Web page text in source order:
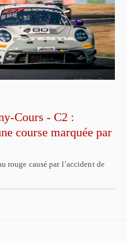
Cours - C2 :
course marquée par
rouge causé par l’accident de